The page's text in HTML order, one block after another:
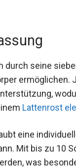
seine
ermöglichen.
Lattenrost
eine
Mit bis zu 10
was